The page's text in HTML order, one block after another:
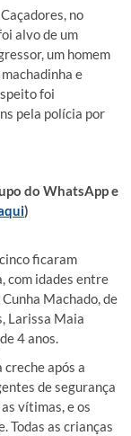
no
alvo de um
um homem
e
foi
pela polícia por
do WhatsApp e
)
ficaram
com idades entre
Machado, de
Larissa Maia
4 anos.
após a
de segurança
vítimas, e os
Todas as crianças